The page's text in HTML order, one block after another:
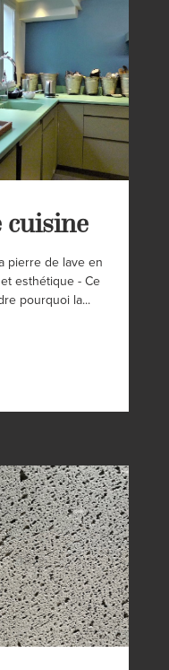
cuisine
pierre de lave en
esthétique - Ce
pourquoi la...